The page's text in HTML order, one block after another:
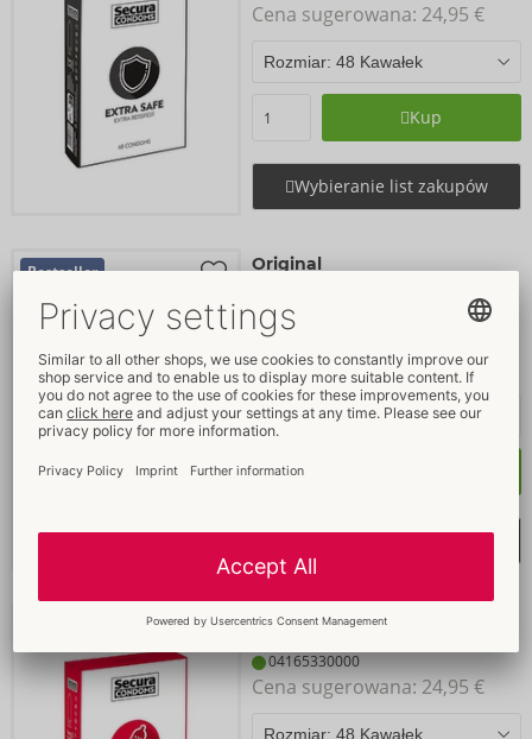
Cena sugerowana: 24,95 €
Kup
Wybieranie list zakupów
Bestseller Original
Rozpakowany
04164790000
Cena sugerowana: 42,95 €
Wybieranie list zakupów
Extra Fun
04165330000
Cena sugerowana: 24,95 €